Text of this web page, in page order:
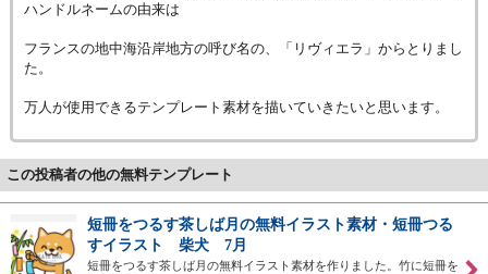
ハンドルネームの由来は
フランスの地中海沿岸地方の呼び名の、「リヴィエラ」からとりまし
た。
万人が使用できるテンプレート素材を描いていきたいと思います。
この投稿者の他の無料テンプレート
短冊をつるす茶しば月の無料イラスト素材・短冊つる
すイラスト 柴犬 7月
短冊をつるす茶しば月の無料イラスト素材を作りました。竹に短冊を